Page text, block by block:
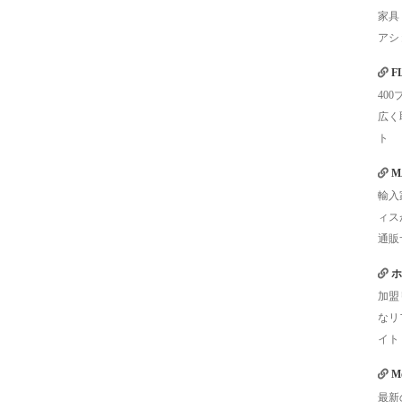
家具
ア
400
広
ト
輸入
ィ
通販
加
な
イト
最新